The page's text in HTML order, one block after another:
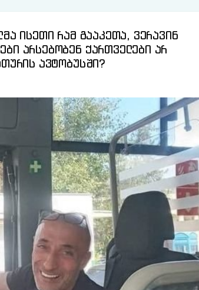
ისეთი რამ გააკეთა, ვერავინ
არსებობენ ქართველები არ
ავტობუსში?